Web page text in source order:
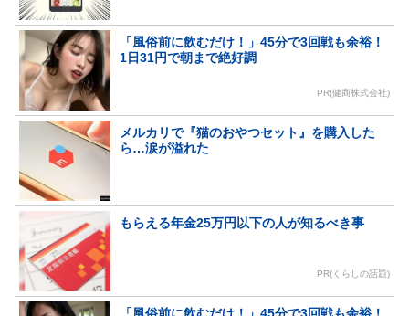
「風俗前に飲むだけ！」45分で3回戦も余裕！
1日31円で朝まで絶好調
PR(健商株式会社)
メルカリで『猫のおやつセット』を購入した
ら…涙が溢れた
もらえる年金25万円以下の人が知るべき事
PR(くらしの話題)